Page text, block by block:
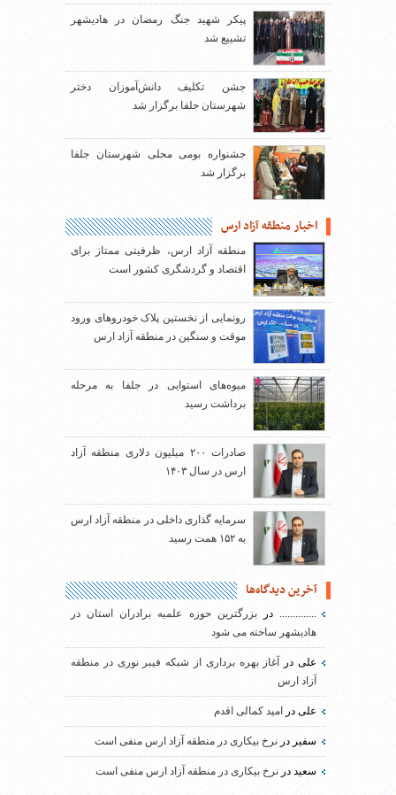
پیکر شهید جنگ رمضان در هادیشهر
تشییع شد
جشن تکلیف دانش‌آموزان دختر
شهرستان جلفا برگزار شد
جشنواره بومی محلی شهرستان جلفا
برگزار شد
اخبار منطقه آزاد ارس
منطقه آزاد ارس، ظرفیتی ممتاز برای
اقتصاد و گردشگری کشور است
رونمایی از نخستین پلاک خودروهای ورود
موقت و سنگین در منطقه آزاد ارس
میوه‌های استوایی در جلفا به مرحله
برداشت رسید
صادرات ۲۰۰ میلیون دلاری منطقه آزاد
ارس در سال ۱۴۰۳
سرمایه گذاری داخلی در منطقه آزاد ارس
به ۱۵۲ همت رسید
آخرین دیدگاه‌ها
..............دربزرگترین حوزه علمیه برادران استان در
هادیشهر ساخته می شود
علیدر
آغاز بهره برداری از شبکه فیبر نوری در منطقه
آزاد ارس
علی در امید کمالی اقدم
سفیر در نرخ بیکاری در منطقه آزاد ارس منفی است
سعید در نرخ بیکاری در منطقه آزاد ارس منفی است